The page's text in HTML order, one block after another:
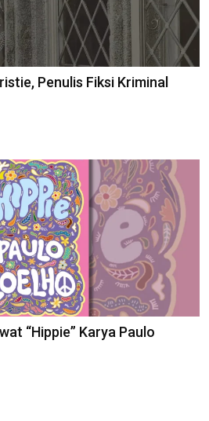
Penulis Fiksi Kriminal
“Hippie” Karya Paulo